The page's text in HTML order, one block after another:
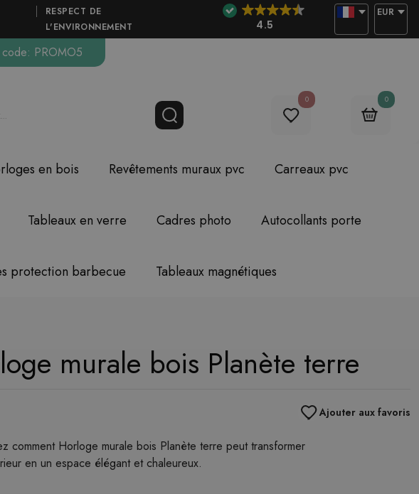
RESPECT DE
L'ENVIRONNEMENT
4.5
EUR
code: PROMO5
0 0
en bois Revêtements muraux pvc Carreaux pvc
Tableaux en verre Cadres photo Autocollants porte
protection barbecue Tableaux magnétiques
murale bois Planète terre
Ajouter aux favoris
comment Horloge murale bois Planète terre peut transformer
en un espace élégant et chaleureux.